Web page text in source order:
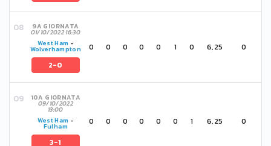
9A GIORNATA
01/10/2022 16:30
West Ham -
Wolverhampton
2-0
0 0 0 0 0 1 0 6,25 0
10A GIORNATA
09/10/2022
13:00
West Ham -
Fulham
3-1
0 0 0 0 0 0 1 6,25 0